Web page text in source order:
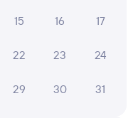
15 16 17
22 23 24
29 30 31